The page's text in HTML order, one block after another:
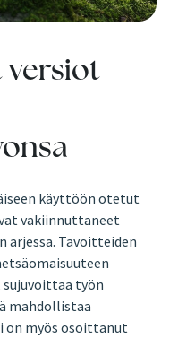
versiot
käyttöön otetut
vakiinnuttaneet
arjessa. Tavoitteiden
työn
mahdollistaa
on myös osoittanut